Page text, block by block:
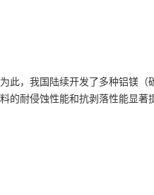
为此，我国陆续开发了多种铝镁（
料的耐侵蚀性能和抗剥落性能显著